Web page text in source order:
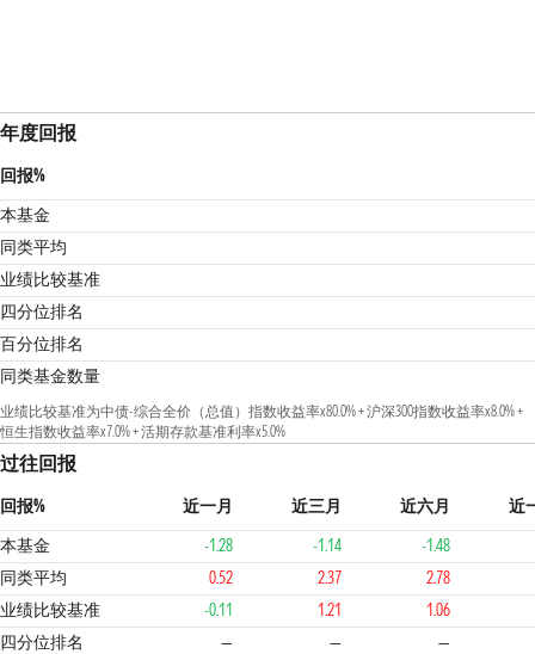
年度回报
回报%
本基金
同类平均
业绩比较基准
四分位排名
2
百分位排名
同类基金数量
业绩比较基准为中债-综合全价（总值）指数收益率x80.0% + 沪深300指数收益率x8.0% +
恒生指数收益率x7.0% + 活期存款基准利率x5.0%
过往回报
回报% 近一月 近三月 近六月
近
本基金
-1.28 -1.14
-1.48
同类平均
0.52 2.37
2.78
业绩比较基准
-0.11 1.21
1.06
四分位排名
— — —
4